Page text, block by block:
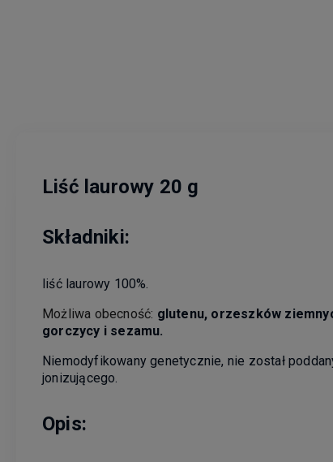
Liść laurowy 20 g
Składniki:
liść laurowy 100%.
Możliwa obecność: glutenu, orzeszków
gorczycy i sezamu.
Niemodyfikowany genetycznie, nie został
jonizującego.
Opis: